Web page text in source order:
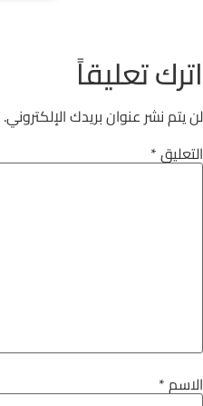
اترك تعليقاً
لن يتم نشر عنوان بريدك الإلكتروني.
التعليق*
الاسم*